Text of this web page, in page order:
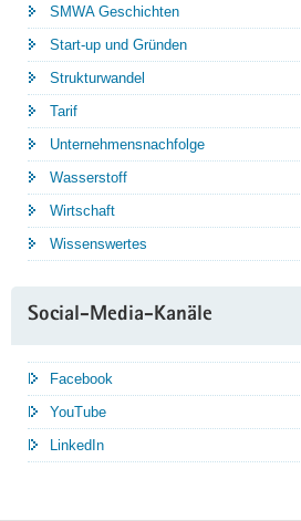
SMWA Geschichten
Start-up und Gründen
Strukturwandel
Tarif
Unternehmensnachfolge
Wasserstoff
Wirtschaft
Wissenswertes
Social-Media-Kanäle
Facebook
YouTube
LinkedIn